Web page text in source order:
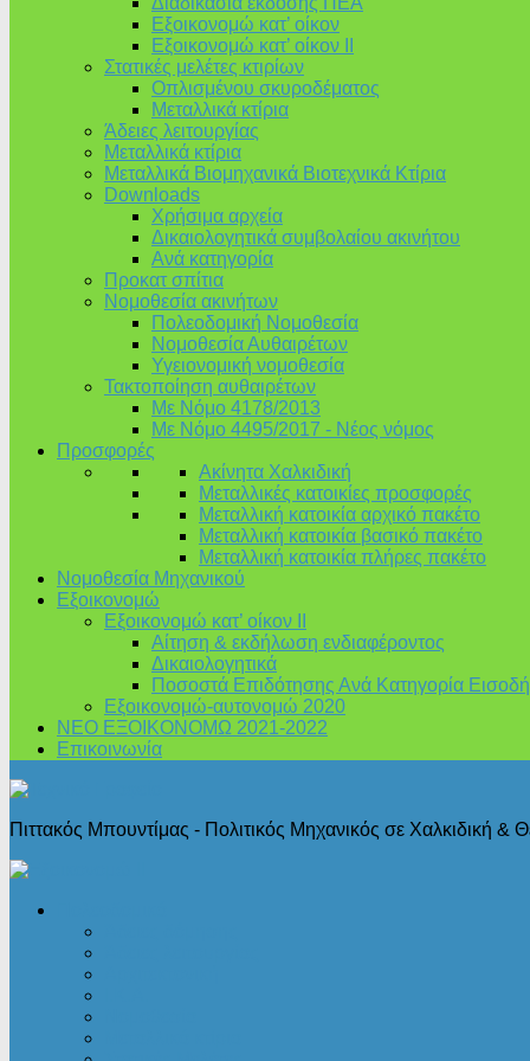
Εξοικονομώ κατ’ οίκoν
Εξοικονομώ κατ’ οίκον II
Στατικές μελέτες κτιρίων
Οπλισμένου σκυροδέματος
Μεταλλικά κτίρια
Άδειες λειτουργίας
Μεταλλικά κτίρια
Μεταλλικά Βιομηχανικά Βιοτεχνικά Κτίρια
Downloads
Χρήσιμα αρχεία
Δικαιολογητικά συμβολαίου ακινήτου
Ανά κατηγορία
Προκατ σπίτια
Νομοθεσία ακινήτων
Πολεοδομική Νομοθεσία
Νομοθεσία Αυθαιρέτων
Υγειονομική νομοθεσία
Τακτοποίηση αυθαιρέτων
Με Νόμο 4178/2013
Με Νόμο 4495/2017 - Νέος νόμος
Προσφορές
Ακίνητα Χαλκιδική
Μεταλλικές κατοικίες προσφορές
Μεταλλική κατοικία αρχικό πακέτο
Μεταλλική κατοικία βασικό πακέτο
Μεταλλική κατοικία πλήρες πακέτο
Νομοθεσία Μηχανικού
Εξοικονομώ
Εξοικονομώ κατ’ οίκον II
Αίτηση & εκδήλωση ενδιαφέροντος
Δικαιολογητικά
Ποσοστά Επιδότησης Ανά Κατηγορία
Εξοικονομώ-αυτονομώ 2020
ΝΕΟ ΕΞΟΙΚΟΝΟΜΩ 2021-2022
Επικοινωνία
Πιττακός Μπουντίμας - Πολιτικός Μηχανικός σε Χαλκιδική &